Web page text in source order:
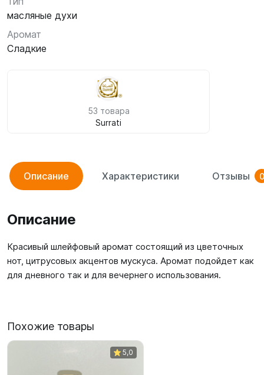
масляные духи
Аромат
Сладкие
53 товара
Surrati
Описание Характеристики Отзывы 0
Описание
Красивый шлейфовый аромат состоящий из цветочных
нот, цитрусовых акцентов мускуса. Аромат подойдет как
для дневного так и для вечернего использования.
Похожие товары
5,0